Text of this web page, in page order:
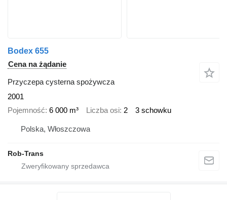
Bodex 655
Cena na żądanie
Przyczepa cysterna spożywcza
2001
Pojemność 6 000 m³ Liczba osi 2 3 schowku
Polska, Włoszczowa
Rob-Trans